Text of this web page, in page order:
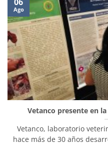
Vetanco presente en
Vetanco, laboratorio
hace más de 30 años
Ago